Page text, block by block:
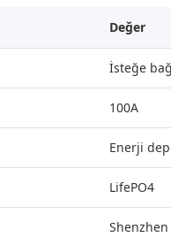
Değer
İsteğe
100A
Enerji
LifePO4
Shenzhen